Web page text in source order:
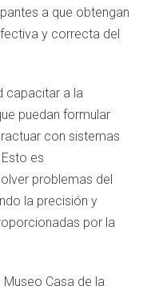
a que obtengan
y correcta del
capacitar a la
puedan formular
con sistemas
es
problemas del
la precisión y
por la
Museo Casa de la